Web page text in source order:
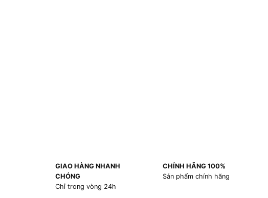
GIAO HÀNG NHANH
CHÓNG
Chỉ trong vòng 24h
CHÍNH HÃNG 100%
Sản phẩm chính hãng